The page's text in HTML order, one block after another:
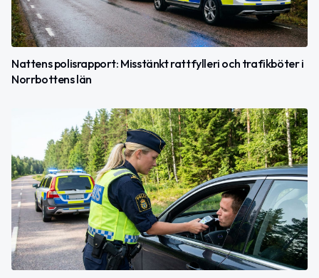
Nattens polisrapport: Misstänkt rattfylleri och trafikböter i
Norrbottens län